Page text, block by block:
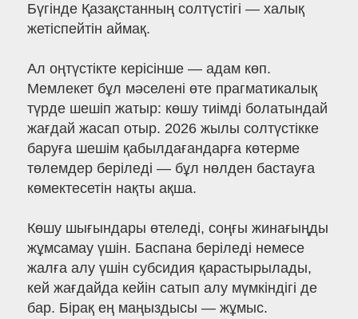
Бүгінде Қазақстанның солтүстігі — халық
жетіспейтін аймақ.
Ал оңтүстікте керісінше — адам көп.
Мемлекет бұл мәселені өте прагматикалық
түрде шешіп жатыр: көшу тиімді болатындай
жағдай жасап отыр. 2026 жылы солтүстікке
баруға шешім қабылдағандарға көтерме
төлемдер беріледі — бұл нөлден бастауға
көмектесетін нақты ақша.
Көшу шығындары өтеледі, соңғы жинағыңды
жұмсамау үшін. Баспана беріледі немесе
жалға алу үшін субсидия қарастырылады,
кей жағдайда кейін сатып алу мүмкіндігі де
бар. Бірақ ең маңыздысы — жұмыс.